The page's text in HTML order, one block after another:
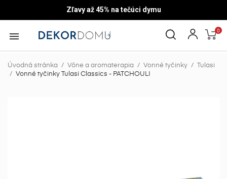
Zľavy až 45% na tečúci dymu
 0
Úvodná stránka Vône a aromaterapia Vonné tyčinky
Tulasi
Vonné tyčinky Tulasi Classics - PATCHOULI